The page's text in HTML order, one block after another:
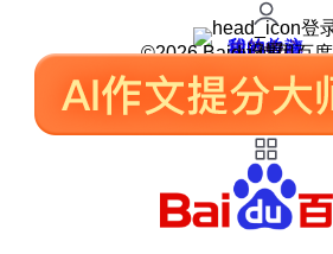
登
我的关注
我的收藏
皮肤中心
用户反馈
设置
©2026 Baidu 使用百